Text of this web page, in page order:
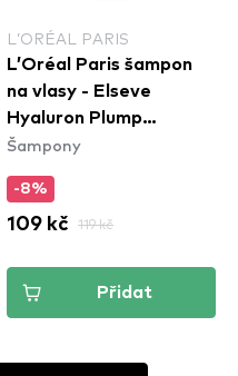
L’ORÉAL PARIS
L’Oréal Paris šampon
na vlasy - Elseve
Hyaluron Plump
Shampoo
Šampony
-8%
109 kč 119 kč
Přidat